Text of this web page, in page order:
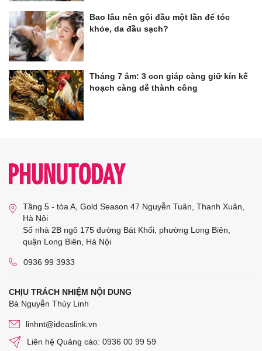
Bao lâu nên gội đầu một lần để tóc
khỏe, da đầu sạch?
Tháng 7 âm: 3 con giáp càng giữ kín kế
hoạch càng dễ thành công
Tầng 5 - tòa A, Gold Season 47 Nguyễn Tuân, Thanh Xuân,
Hà Nội
Số nhà 2B ngõ 175 đường Bát Khối, phường Long Biên,
quận Long Biên, Hà Nội
0936 99 3933
CHỊU TRÁCH NHIỆM NỘI DUNG
Bà Nguyễn Thùy Linh
linhnt@ideaslink.vn
Liên hệ Quảng cáo: 0936 00 99 59